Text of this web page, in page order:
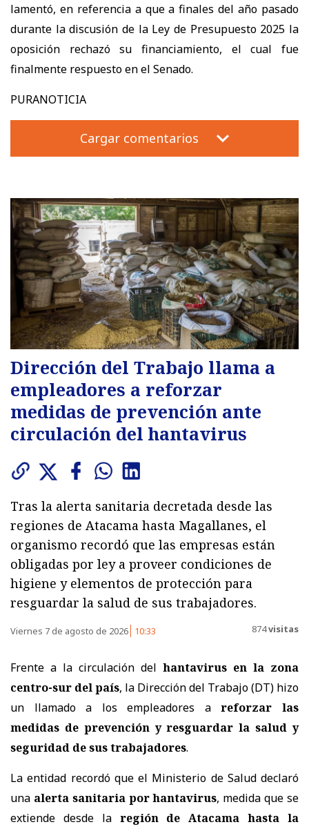
lamentó, en referencia a que a finales del año pasado
durante la discusión de la Ley de Presupuesto 2025 la
oposición rechazó su financiamiento, el cual fue
finalmente respuesto en el Senado.
PURANOTICIA
Cargar comentarios
Dirección del Trabajo llama a
empleadores a reforzar
medidas de prevención ante
circulación del hantavirus
Tras la alerta sanitaria decretada desde las
regiones de Atacama hasta Magallanes, el
organismo recordó que las empresas están
obligadas por ley a proveer condiciones de
higiene y elementos de protección para
resguardar la salud de sus trabajadores.
Viernes 7 de agosto de 2026 10:33 874visitas
Frente a la circulación del hantavirus en la zona
centro-sur del país, la Dirección del Trabajo (DT) hizo
un llamado a los empleadores areforzar las
medidas de prevención y resguardar la salud y
seguridad de sus trabajadores.
La entidad recordó que el Ministerio de Salud declaró
una alerta sanitaria por hantavirus, medida que se
extiende desde la región de Atacama hasta la